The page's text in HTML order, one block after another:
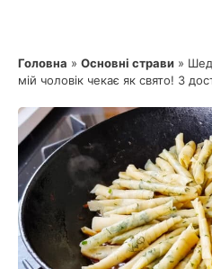
Головна » Основні страви »
мій чоловік чекає як свято! З